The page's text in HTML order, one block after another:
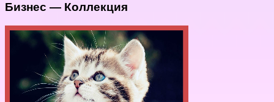
Бизнес — Коллекция